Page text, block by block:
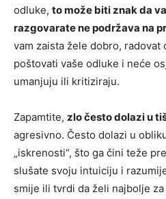
odluke, to može biti znak da
razgovarate ne podržava na
vam zaista žele dobro, radovat
poštovati vaše odluke i neće
umanjuju ili kritiziraju.
Zapamtite, zlo često dolazi u
agresivno. Često dolazi u
„iskrenosti“, što ga čini teže
slušate svoju intuiciju i
smije ili tvrdi da želi najbolje